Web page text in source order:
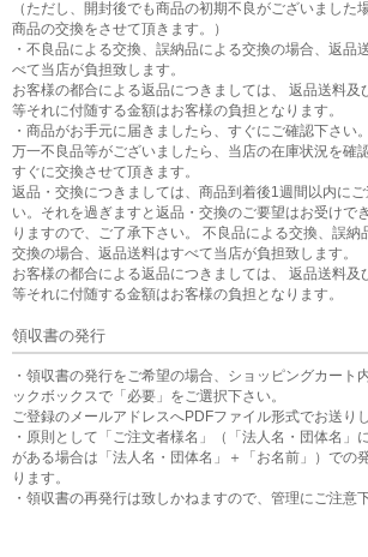
（ただし、開封後でも商品の初期不良がございました
商品の交換をさせて頂きます。）
・不良品による交換、誤納品による交換の場合、返品
べて当店が負担致します。
お客様の都合による返品につきましては、 返品送料及
等それに付随する金額はお客様の負担となります。
・商品がお手元に届きましたら、すぐにご確認下さい。
万一不良品等がございましたら、当店の在庫状況を確認
すぐに交換させて頂きます。
返品・交換につきましては、商品到着後1週間以内にご
い。それを過ぎますと返品・交換のご要望はお受けで
りますので、ご了承下さい。 不良品による交換、誤納
交換の場合、返品送料はすべて当店が負担致します。
お客様の都合による返品につきましては、 返品送料及
等それに付随する金額はお客様の負担となります。
領収書の発行
・領収書の発行をご希望の場合、ショッピングカート
ックボックスで「必要」をご選択下さい。
ご登録のメールアドレスへPDFファイル形式でお送りし
・原則として「ご注文者様名」（「法人名・団体名」
がある場合は「法人名・団体名」＋「お名前」）での
ります。
・領収書の再発行は致しかねますので、管理にご注意下